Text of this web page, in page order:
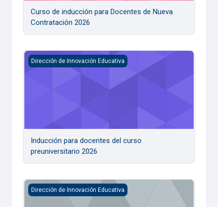
Curso de inducción para Docentes de Nueva
Contratación 2026
Inducción para docentes del curso preuniversitario 2026
Dirección de Innovación Educativa
Inducción para docentes del curso
preuniversitario 2026
Elaboración de Materiales Multimedia 25
Dirección de Innovación Educativa